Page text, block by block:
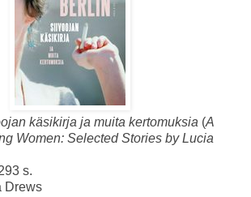
käsikirja ja muita kertomuksia (A
Women: Selected Stories by Lucia
s.
Drews